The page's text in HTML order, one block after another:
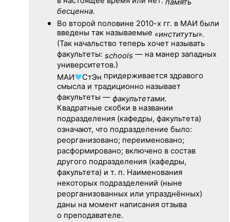
память
бесценна.
Во второй половине 2010-х гг. в МАИ были
введены так называемые «институты».
(Так начальство теперь хочет называть
факультеты: schools — на манер западных
университетов.)
МАИ♥СтЭн придерживается здравого
смысла и традиционно называет
факультеты — факультетами.
Квадратные скобки в названии
подразделения (кафедры, факультета)
означают, что подразделение было:
реорганизовано; переименовано;
расформировано; включено в состав
другого подразделения (кафедры,
факультета) и т. п. Наименования
некоторых подразделений (ныне
реорганизованных или упразднённых)
даны на момент написания отзыва
о преподавателе.